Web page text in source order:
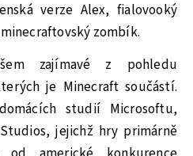
verze Alex, fialovooký
zombík.
zajímavé z pohledu
je Minecraft součástí.
studií Microsoftu,
jejichž hry primárně